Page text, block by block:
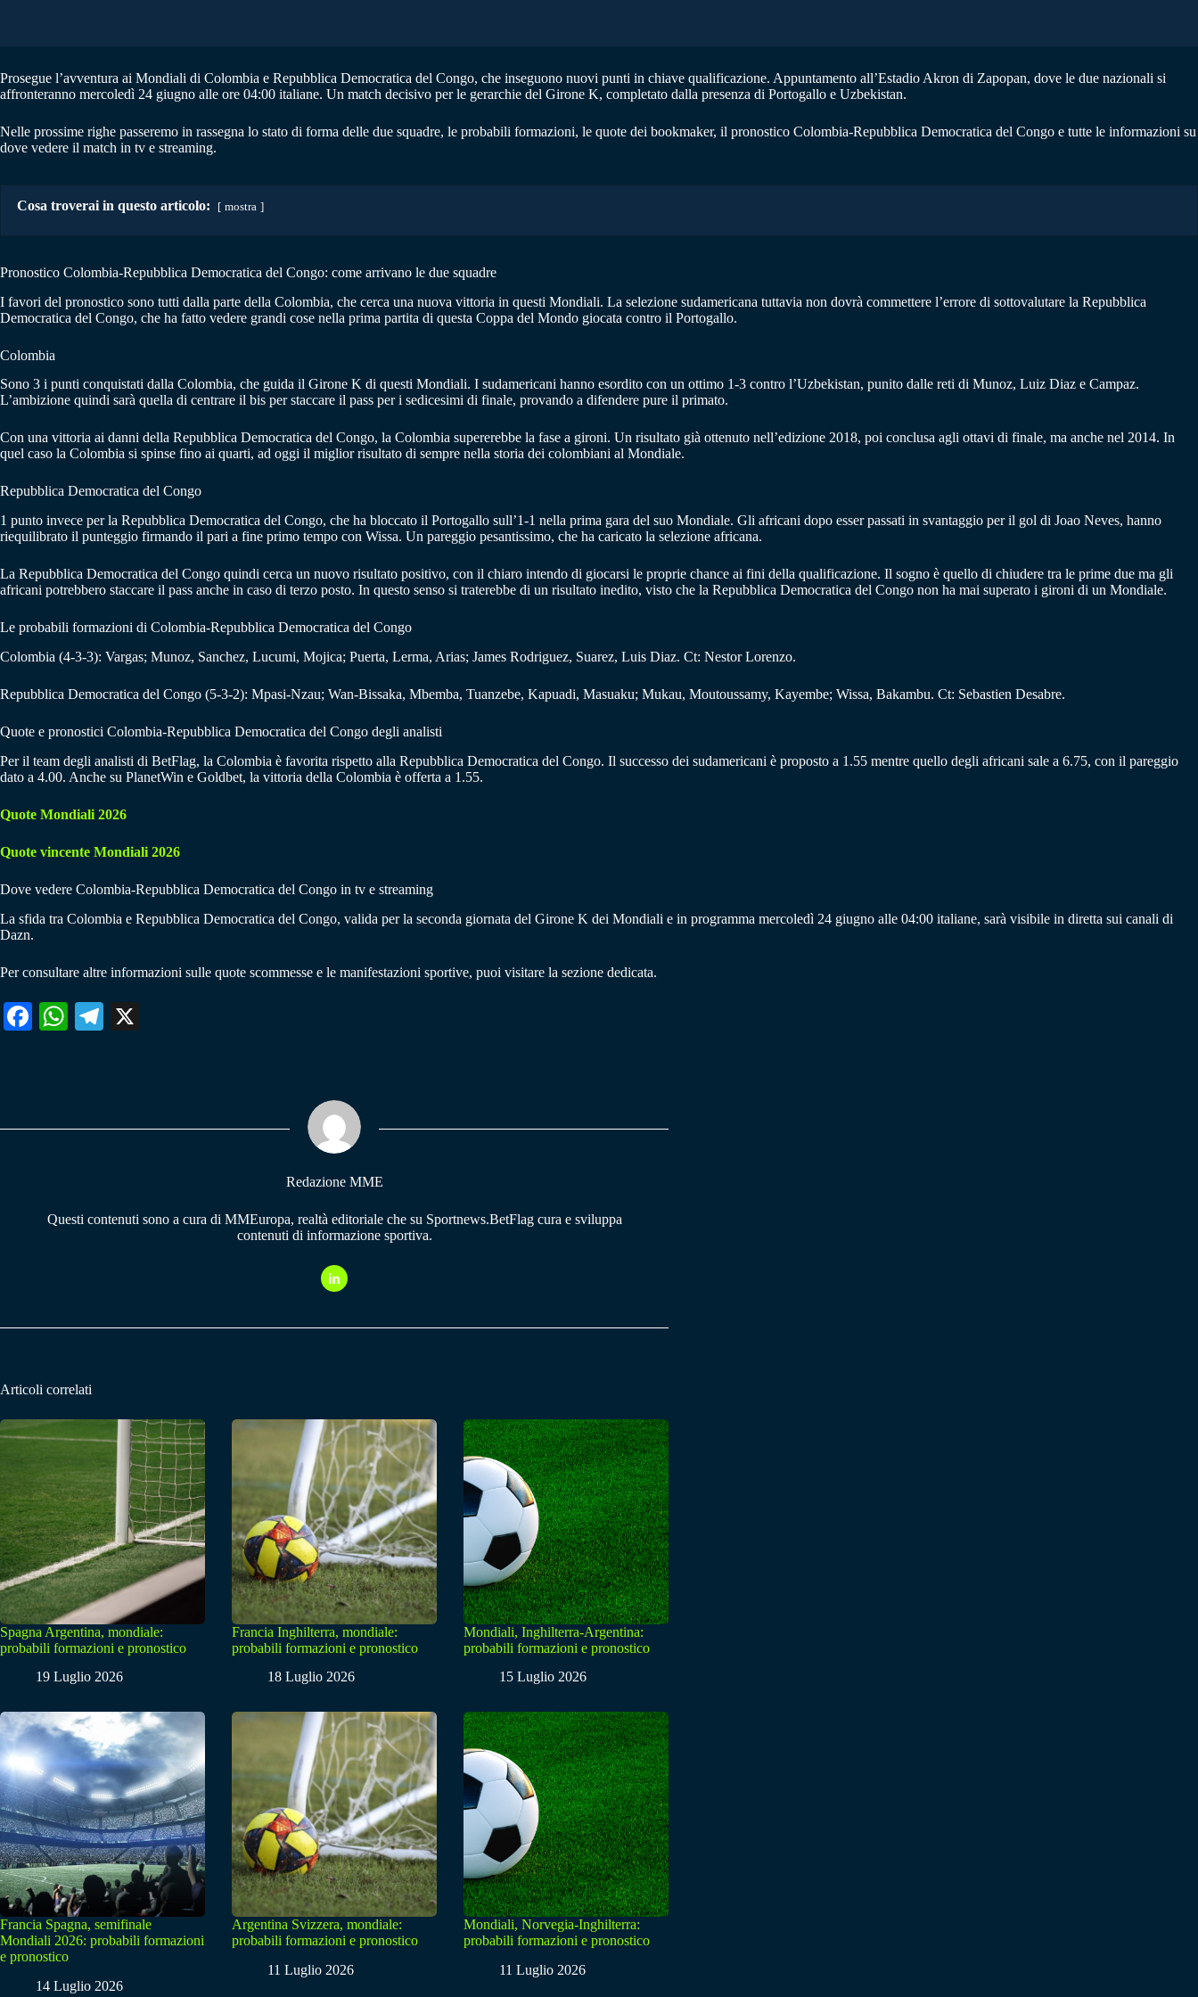
Prosegue l’avventura ai Mondiali di Colombia e Repubblica Democratica del Congo, che inseguono nuovi punti in chiave qualificazione. Appuntamento all’Estadio Akron di Zapopan, dove le due nazionali si
affronteranno mercoledì 24 giugno alle ore 04:00 italiane. Un match decisivo per le gerarchie del Girone K, completato dalla presenza di Portogallo e Uzbekistan.
Nelle prossime righe passeremo in rassegna lo stato di forma delle due squadre, le probabili formazioni, le quote dei bookmaker, il pronostico Colombia-Repubblica Democratica del Congo e tutte le informazioni su
dove vedere il match in tv e streaming.
Cosa troverai in questo articolo: mostra
Pronostico Colombia-Repubblica Democratica del Congo: come arrivano le due squadre
I favori del pronostico sono tutti dalla parte della Colombia, che cerca una nuova vittoria in questi Mondiali. La selezione sudamericana tuttavia non dovrà commettere l’errore di sottovalutare la Repubblica
Democratica del Congo, che ha fatto vedere grandi cose nella prima partita di questa Coppa del Mondo giocata contro il Portogallo.
Colombia
Sono 3 i punti conquistati dalla Colombia, che guida il Girone K di questi Mondiali. I sudamericani hanno esordito con un ottimo 1-3 contro l’Uzbekistan, punito dalle reti di Munoz, Luiz Diaz e Campaz.
L’ambizione quindi sarà quella di centrare il bis per staccare il pass per i sedicesimi di finale, provando a difendere pure il primato.
Con una vittoria ai danni della Repubblica Democratica del Congo, la Colombia supererebbe la fase a gironi. Un risultato già ottenuto nell’edizione 2018, poi conclusa agli ottavi di finale, ma anche nel 2014. In
quel caso la Colombia si spinse fino ai quarti, ad oggi il miglior risultato di sempre nella storia dei colombiani al Mondiale.
Repubblica Democratica del Congo
1 punto invece per la Repubblica Democratica del Congo, che ha bloccato il Portogallo sull’1-1 nella prima gara del suo Mondiale. Gli africani dopo esser passati in svantaggio per il gol di Joao Neves, hanno
riequilibrato il punteggio firmando il pari a fine primo tempo con Wissa. Un pareggio pesantissimo, che ha caricato la selezione africana.
La Repubblica Democratica del Congo quindi cerca un nuovo risultato positivo, con il chiaro intendo di giocarsi le proprie chance ai fini della qualificazione. Il sogno è quello di chiudere tra le prime due ma gli
africani potrebbero staccare il pass anche in caso di terzo posto. In questo senso si traterebbe di un risultato inedito, visto che la Repubblica Democratica del Congo non ha mai superato i gironi di un Mondiale.
Le probabili formazioni di Colombia-Repubblica Democratica del Congo
Colombia (4-3-3): Vargas; Munoz, Sanchez, Lucumi, Mojica; Puerta, Lerma, Arias; James Rodriguez, Suarez, Luis Diaz. Ct: Nestor Lorenzo.
Repubblica Democratica del Congo (5-3-2): Mpasi-Nzau; Wan-Bissaka, Mbemba, Tuanzebe, Kapuadi, Masuaku; Mukau, Moutoussamy, Kayembe; Wissa, Bakambu. Ct: Sebastien Desabre.
Quote e pronostici Colombia-Repubblica Democratica del Congo degli analisti
Per il team degli analisti di BetFlag, la Colombia è favorita rispetto alla Repubblica Democratica del Congo. Il successo dei sudamericani è proposto a 1.55 mentre quello degli africani sale a 6.75, con il pareggio
dato a 4.00. Anche su PlanetWin e Goldbet, la vittoria della Colombia è offerta a 1.55.
Quote Mondiali 2026
Quote vincente Mondiali 2026
Dove vedere Colombia-Repubblica Democratica del Congo in tv e streaming
La sfida tra Colombia e Repubblica Democratica del Congo, valida per la seconda giornata del Girone K dei Mondiali e in programma mercoledì 24 giugno alle 04:00 italiane, sarà visibile in diretta sui canali di
Dazn.
Per consultare altre informazioni sulle quote scommesse e le manifestazioni sportive, puoi visitare la sezione dedicata.
Fa W
pp
Te
m
Redazione MME
Questi contenuti sono a cura di MMEuropa, realtà editoriale che su Sportnews.BetFlag cura e sviluppa
contenuti di informazione sportiva.
Articoli correlati
Spagna Argentina, mondiale:
probabili formazioni e pronostico
19 Luglio 2026
Francia Inghilterra, mondiale:
probabili formazioni e pronostico
18 Luglio 2026
Mondiali, Inghilterra-Argentina:
probabili formazioni e pronostico
15 Luglio 2026
Francia Spagna, semifinale
Mondiali 2026: probabili formazioni
e pronostico
14 Luglio 2026
Argentina Svizzera, mondiale:
probabili formazioni e pronostico
11 Luglio 2026
Mondiali, Norvegia-Inghilterra:
probabili formazioni e pronostico
11 Luglio 2026